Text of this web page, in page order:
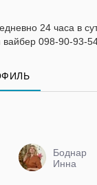
24 часа в
вайбер 098-90-93-
Боднар
Инна